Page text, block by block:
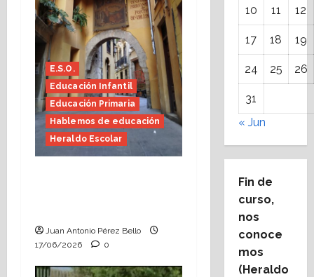
E.S.O.
Educación Infantil
Educación Primaria
Hablemos de educación
Heraldo Escolar
Juan Antonio Pérez Bello
17/06/2026
0
10 11 12
17 18 19
24 25 26
31
« Jun
Fin de
curso,
nos
conoce
mos
(Heraldo